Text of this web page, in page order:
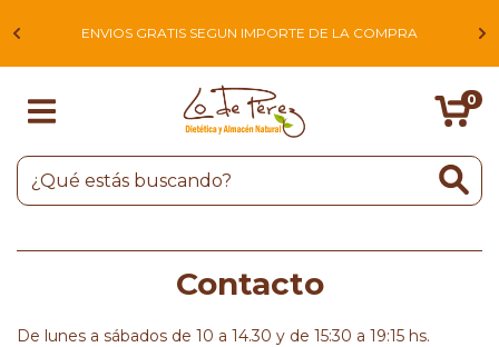
ENVIOS GRATIS SEGUN IMPORTE DE LA COMPRA
0
Contacto
De lunes a sábados de 10 a 14.30 y de 15:30 a 19:15 hs.